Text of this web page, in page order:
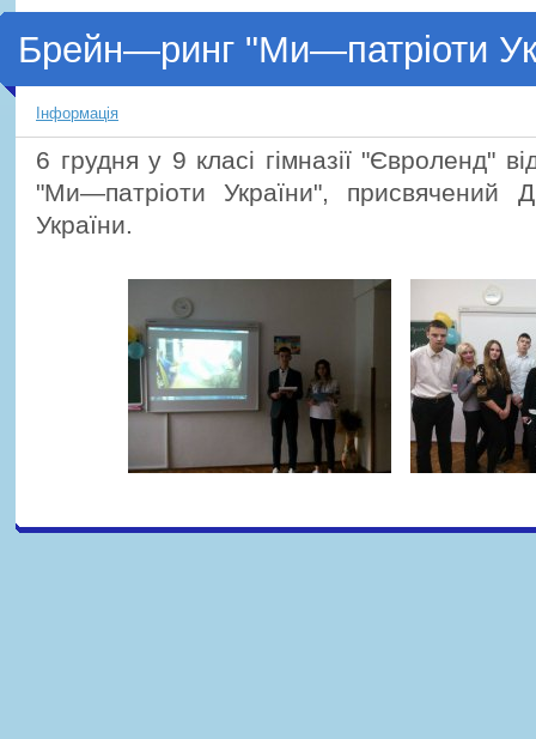
Брeйн—ринг "Ми—патріоти
Інформація
6 грудня у 9 класі гімназії "Євролeнд"
"Ми—патріоти України",
України.